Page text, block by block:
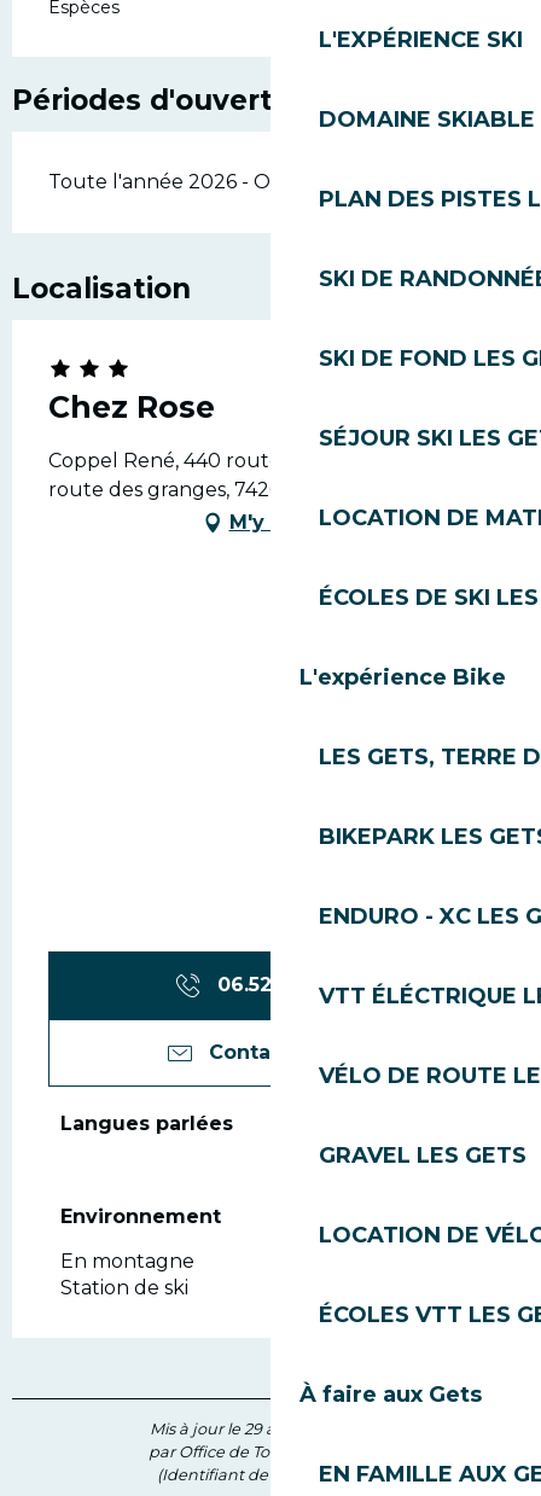
L'EXPÉRIENCE SKI
DOMAINE SKIABLE
PLAN DES PISTES
SKI DE
SKI DE FOND LES
SÉJOUR SKI LES
LOCATION DE
ÉCOLES DE SKI
L'expérience Bike
LES GETS, TERRE
BIKEPARK LES
ENDURO - XC LES
VTT ÉLÉCTRIQUE
VÉLO DE ROUTE
GRAVEL LES GETS
LOCATION DE
ÉCOLES VTT LES
À faire aux Gets
EN FAMILLE AUX
Espèces
Périodes d'ouverture
Toute l'année 2026 - Ouvert tous les jours
Localisation
Chez Rose
Coppel René, 440 route des granges, 440
route des granges, 74260 Les Gets
M'y rendre
06.52.60.52.▒▒
Contactez-nous
Langues parlées
Langues parlées
Environnement
Environnement
En montagne
Station de ski
Mis à jour le 29 avril 2026 à 09:14
par Office de Tourisme des Gets
(Identifiant de l'offre :206554)